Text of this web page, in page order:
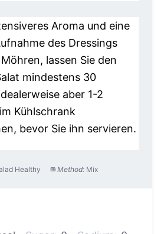
Aroma und eine
des Dressings
lassen Sie den
mindestens 30
aber 1-2
Kühlschrank
bevor Sie ihn servieren.
Healthy Method: Mix